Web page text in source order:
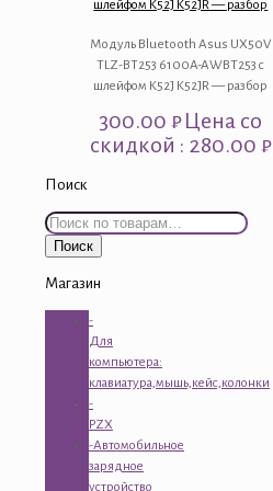
шлейфом K52J K52JR — разбор
Модуль Bluetooth Asus UX50V
TLZ-BT253 6100A-AWBT253 с
шлейфом K52J K52JR — разбор
300.00₽Цена со
скидкой : 280.00 ₽
Поиск
Искать:
Поиск
Магазин
-
Для
компьютера:
клавиатура,мышь,кейс,колонки
-
PZX
-Автомобильное
зарядное
устройство